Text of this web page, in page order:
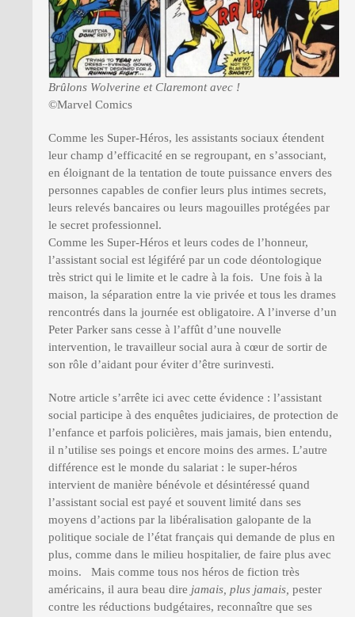
Brûlons Wolverine et Claremont avec !
©Marvel Comics
Comme les Super-Héros, les assistants sociaux étendent
leur champ d’efficacité en se regroupant, en s’associant,
en éloignant de la tentation de toute puissance envers des
personnes capables de confier leurs plus intimes secrets,
leurs relevés bancaires ou leurs magouilles protégées par
le secret professionnel.
Comme les Super-Héros et leurs codes de l’honneur,
l’assistant social est légiféré par un code déontologique
très strict qui le limite et le cadre à la fois. Une fois à la
maison, la séparation entre la vie privée et tous les drames
rencontrés dans la journée est obligatoire. A l’inverse d’un
Peter Parker sans cesse à l’affût d’une nouvelle
intervention, le travailleur social aura à cœur de sortir de
son rôle d’aidant pour éviter d’être surinvesti.
Notre article s’arrête ici avec cette évidence : l’assistant
social participe à des enquêtes judiciaires, de protection de
l’enfance et parfois policières, mais jamais, bien entendu,
il n’utilise ses poings et encore moins des armes. L’autre
différence est le monde du salariat : le super-héros
intervient de manière bénévole et désintéressé quand
l’assistant social est payé et souvent limité dans ses
moyens d’actions par la libéralisation galopante de la
politique sociale de l’état français qui demande de plus en
plus, comme dans le milieu hospitalier, de faire plus avec
moins. Mais comme tous nos héros de fiction très
américains, il aura beau dire jamais, plus jamais, pester
contre les réductions budgétaires, reconnaître que ses